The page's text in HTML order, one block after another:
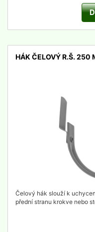
HÁK ČELOVÝ R.Š. 250
Čelový hák slouží k
přední stranu krokve nebo